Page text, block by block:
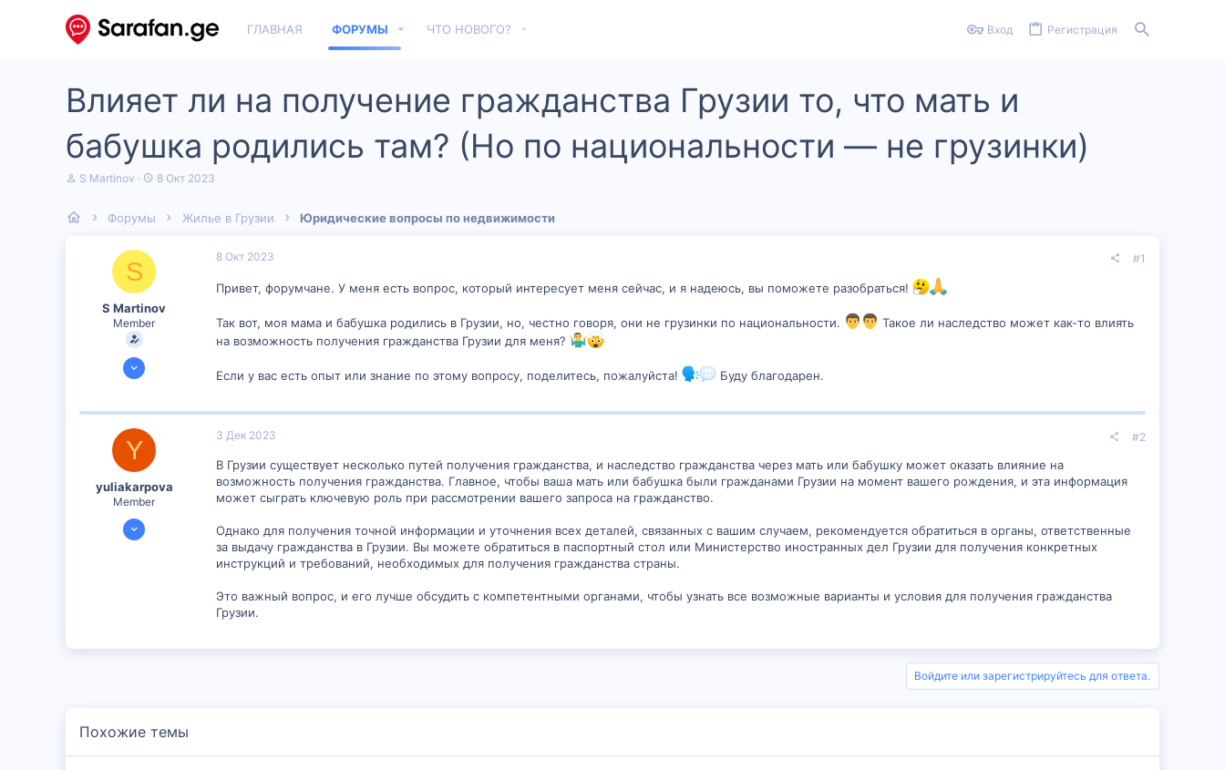
ГЛАВНАЯ ФОРУМЫ ЧТО НОВОГО? Вход Регистрация
Влияет ли на получение гражданства Грузии то, что мать и
бабушка родились там? (Но по национальности — не грузинки)
А
о
S Martinov
Д
а
8 Окт 2023
Форумы Жилье в Грузии Юридические вопросы по недвижимости
S
S Martinov
Member
6 Сен 2023
8 Окт 2023 #1
Привет, форумчане. У меня есть вопрос, который интересует меня сейчас, и я надеюсь, вы поможете разобраться!
Так вот, моя мама и бабушка родились в Грузии, но, честно говоря, они не грузинки по национальности.
Такое ли наследство может как-то влиять
на возможность получения гражданства Грузии для меня?
Если у вас есть опыт или знание по этому вопросу, поделитесь, пожалуйста! Буду благодарен.
Y
yuliakarpova
Member
29 Ноя 2023
3 Дек 2023 #2
В Грузии существует несколько путей получения гражданства, и наследство гражданства через мать или бабушку может оказать влияние на
возможность получения гражданства. Главное, чтобы ваша мать или бабушка были гражданами Грузии на момент вашего рождения, и эта информация
может сыграть ключевую роль при рассмотрении вашего запроса на гражданство.
Однако для получения точной информации и уточнения всех деталей, связанных с вашим случаем, рекомендуется обратиться в органы, ответственные
за выдачу гражданства в Грузии. Вы можете обратиться в паспортный стол или Министерство иностранных дел Грузии для получения конкретных
инструкций и требований, необходимых для получения гражданства страны.
Это важный вопрос, и его лучше обсудить с компетентными органами, чтобы узнать все возможные варианты и условия для получения гражданства
Грузии.
Войдите или зарегистрируйтесь для ответа.
Похожие темы